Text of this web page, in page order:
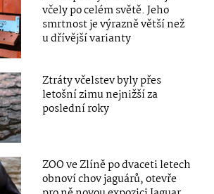
včely po celém světě. Jeho
smrtnost je výrazně větší než
u dřívější varianty
Ztráty včelstev byly přes
letošní zimu nejnižší za
poslední roky
ZOO ve Zlíně po dvaceti letech
obnoví chov jaguárů, otevře